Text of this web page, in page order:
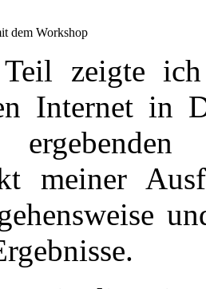
dem Workshop
zeigte ich
Internet in
meiner